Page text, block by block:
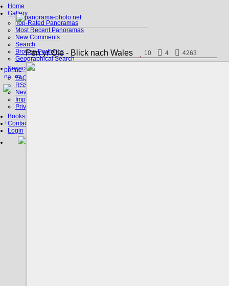
Home
Gallery
Top-Rated Panoramas
Most Recent Panoramas
New Comments
Search
Browse Portfolios
Geographical Search
Service
FAQ
RSS, Google Earth
News
Imprint
Privacy Policy
Books
Contact
Login
Pen yr Ole - Blick nach Wales 10 4 4263